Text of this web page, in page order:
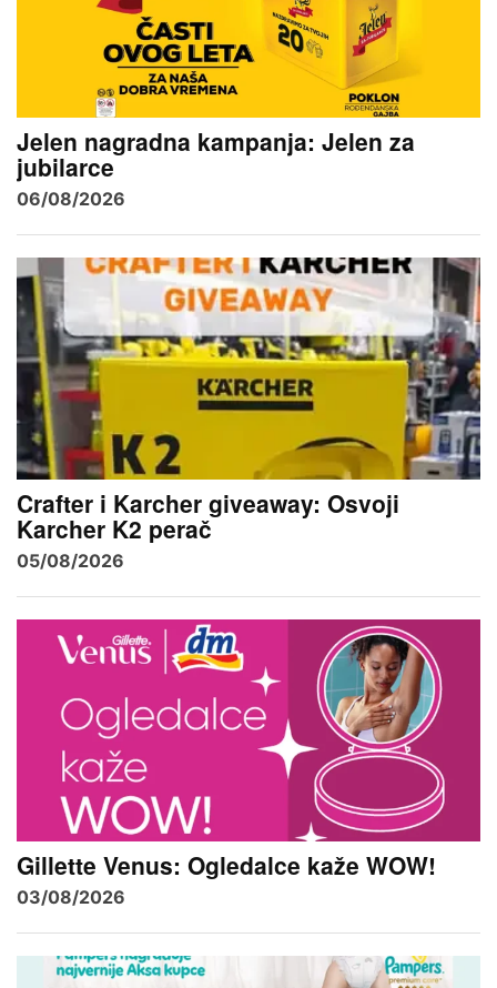
Jelen nagradna kampanja: Jelen za
jubilarce
06/08/2026
Crafter i Karcher giveaway: Osvoji
Karcher K2 perač
05/08/2026
Gillette Venus: Ogledalce kaže WOW!
03/08/2026